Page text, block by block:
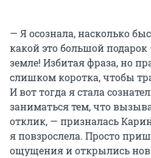
— Я осознала, насколько
какой это большой
земле! Избитая фраза, но
слишком коротка, чтобы
И вот тогда я стала
заниматься тем, что
отклик, — призналась
я повзрослела. Просто
ощущения и открылись